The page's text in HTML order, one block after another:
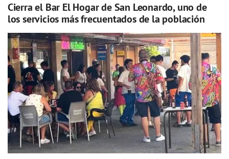
Cierra el Bar El Hogar de San Leonardo, uno de
los servicios más frecuentados de la población